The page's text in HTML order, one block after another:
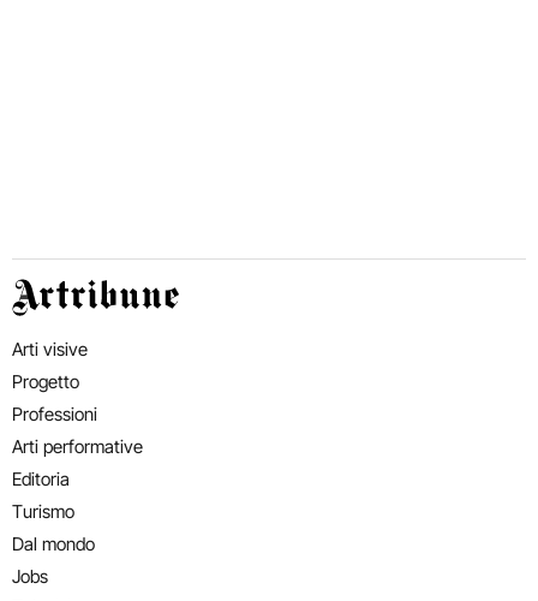
Artribune
Arti visive
Progetto
Professioni
Arti performative
Editoria
Turismo
Dal mondo
Jobs